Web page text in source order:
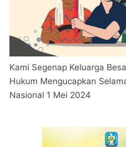
Kami Segenap Keluarga
Hukum Mengucapkan
Nasional 1 Mei 2024